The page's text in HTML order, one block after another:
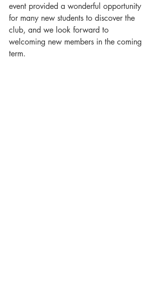
event provided a wonderful opportunity
for many new students to discover the
club, and we look forward to
welcoming new members in the coming
term.